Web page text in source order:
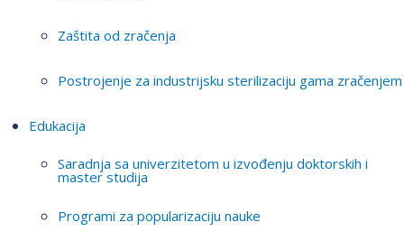
Zaštita od zračenja
Postrojenje za industrijsku sterilizaciju gama zračenjem
Edukacija
Saradnja sa univerzitetom u izvođenju doktorskih i
master studija
Programi za popularizaciju nauke